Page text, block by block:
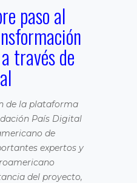
paso al
través de
de la plataforma
País Digital
de
expertos y
del proyecto,